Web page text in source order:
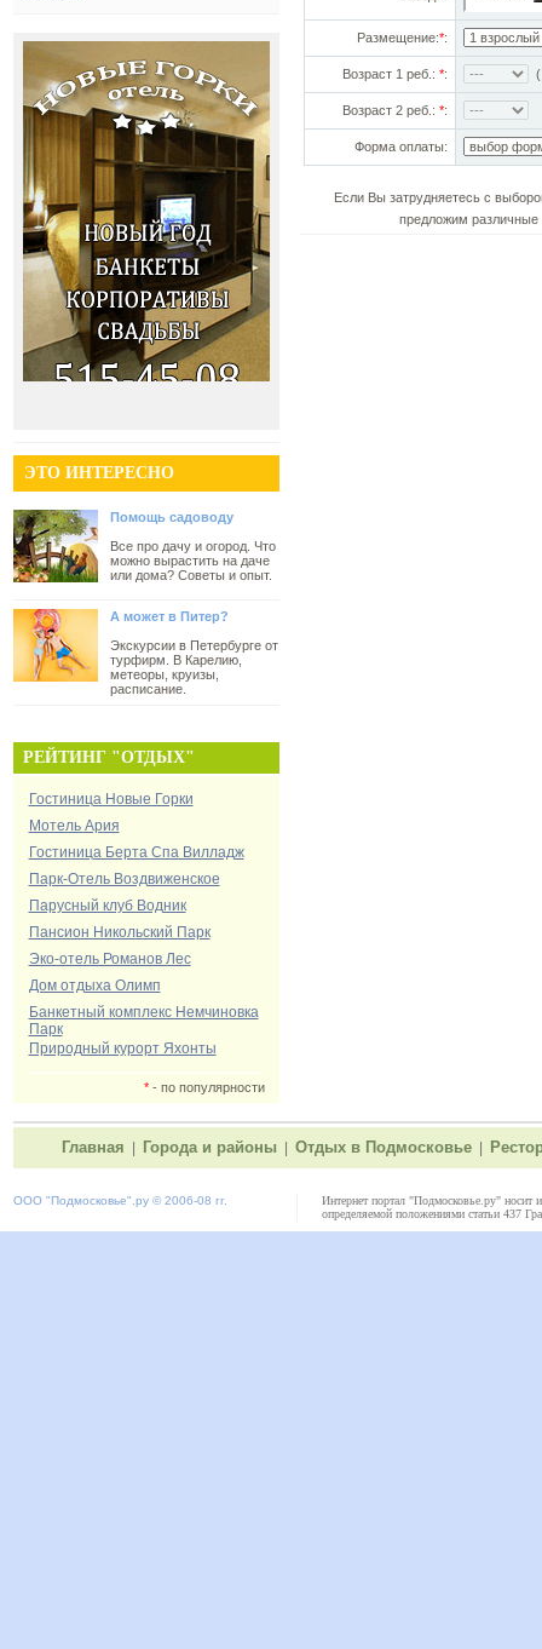
ЭТО ИНТЕРЕСНО
Помощь садоводу
Все про дачу и огород. Что
можно вырастить на даче
или дома? Советы и опыт.
А может в Питер?
Экскурсии в Петербурге от
турфирм. В Карелию,
метеоры, круизы,
расписание.
РЕЙТИНГ "ОТДЫХ"
Гостиница Новые Горки
Мотель Ария
Гостиница Берта Спа Вилладж
Парк-Отель Воздвиженское
Парусный клуб Водник
Пансион Никольский Парк
Эко-отель Романов Лес
Дом отдыха Олимп
Банкетный комплекс Немчиновка
Парк
Природный курорт Яхонты
*- по популярности
Размещение:*:
Возраст 1 реб.: *:
Возраст 2 реб.: *:
Форма оплаты:
Если Вы затрудняетесь с
предложим различные
Главная Города и районы Отдых в Подмосковье
ООО "Подмосковье" .ру © 2006-08 гг.
Интернет портал "Подмосковье.ру" носит
определяемой положениями статьи 437